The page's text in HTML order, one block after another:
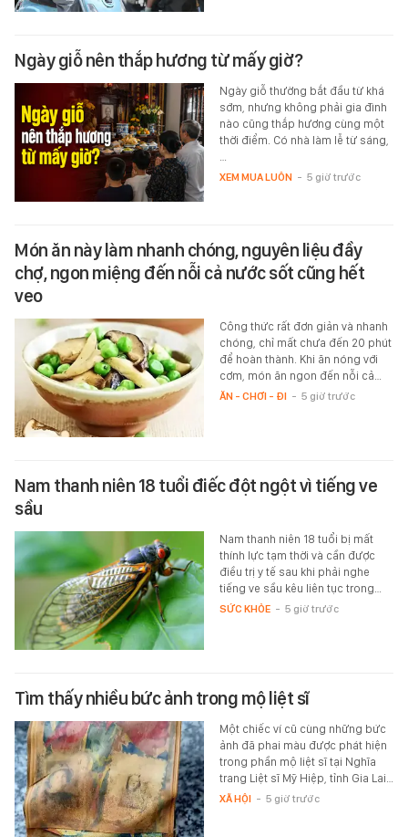
Ngày giỗ nên thắp hương từ mấy giờ?
Ngày giỗ thường bắt đầu từ khá
sớm, nhưng không phải gia đình
nào cũng thắp hương cùng một
thời điểm. Có nhà làm lễ từ sáng,
…
XEM MUA LUÔN - 5 giờ trước
Món ăn này làm nhanh chóng, nguyên liệu đầy
chợ, ngon miệng đến nỗi cả nước sốt cũng hết
veo
Công thức rất đơn giản và nhanh
chóng, chỉ mất chưa đến 20 phút
để hoàn thành. Khi ăn nóng với
cơm, món ăn ngon đến nỗi cả…
ĂN - CHƠI - ĐI - 5 giờ trước
Nam thanh niên 18 tuổi điếc đột ngột vì tiếng ve
sầu
Nam thanh niên 18 tuổi bị mất
thính lực tạm thời và cần được
điều trị y tế sau khi phải nghe
tiếng ve sầu kêu liên tục trong…
SỨC KHỎE - 5 giờ trước
Tìm thấy nhiều bức ảnh trong mộ liệt sĩ
Một chiếc ví cũ cùng những bức
ảnh đã phai màu được phát hiện
trong phần mộ liệt sĩ tại Nghĩa
trang Liệt sĩ Mỹ Hiệp, tỉnh Gia Lai…
XÃ HỘI - 5 giờ trước